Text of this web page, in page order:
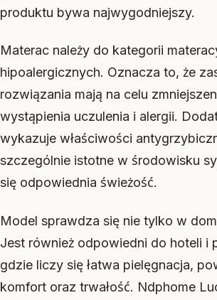
produktu bywa najwygodniejszy.
Materac należy do kategorii
hipoalergicznych. Oznacza to, że
rozwiązania mają na celu
wystąpienia uczulenia i alergii.
wykazuje właściwości
szczególnie istotne w środowisku
się odpowiednia świeżość.
Model sprawdza się nie tylko w
Jest również odpowiedni do hoteli i
gdzie liczy się łatwa pielęgnacja,
komfort oraz trwałość. Ndphome